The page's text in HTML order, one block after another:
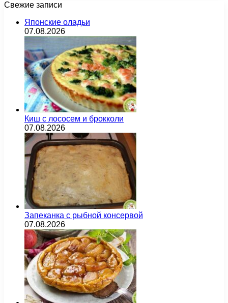
Свежие записи
Японские оладьи
07.08.2026
Киш с лососем и брокколи
07.08.2026
Запеканка с рыбной консервой
07.08.2026